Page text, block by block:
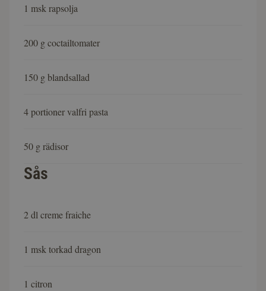
1 msk rapsolja
200 g coctailtomater
150 g blandsallad
4 portioner valfri pasta
50 g rädisor
Sås
2 dl creme fraiche
1 msk torkad dragon
1 citron